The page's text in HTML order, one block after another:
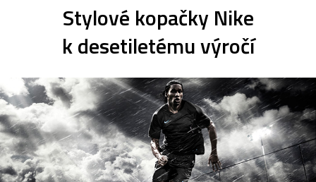
Stylové kopačky Nike
k desetiletému výročí